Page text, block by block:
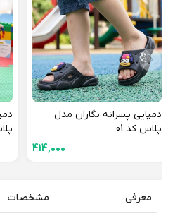
دمپایی پسرانه نگاران مدل
پلاس کد 01
414,000
پلاس
معرفی مشخصات